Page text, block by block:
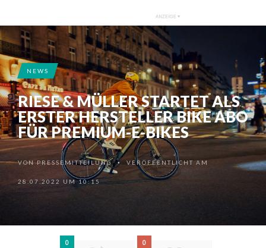
NEWS
RIESE & MÜLLER STARTET ALS
ERSTER HERSTELLER BIKE ABO
FÜR PREMIUM-E-BIKES
VONPRESSEMITTEILUNG • VERÖFFENTLICHT AM
28.07.2022 UM 10:15
0 0